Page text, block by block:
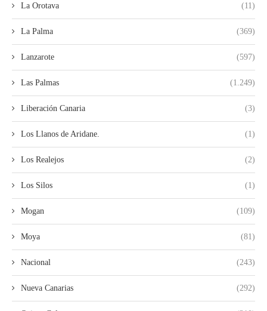
La Orotava (11)
La Palma (369)
Lanzarote (597)
Las Palmas (1.249)
Liberación Canaria (3)
Los Llanos de Aridane. (1)
Los Realejos (2)
Los Silos (1)
Mogan (109)
Moya (81)
Nacional (243)
Nueva Canarias (292)